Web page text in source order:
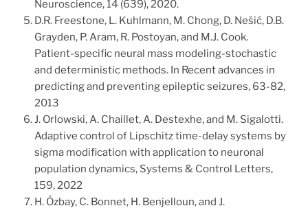
Neuroscience, 14 (639), 2020.
D.R. Freestone, L. Kuhlmann, M. Chong, D. Nešić, D.B.
Grayden, P. Aram, R. Postoyan, and M.J. Cook.
Patient-specific neural mass modeling-stochastic
and deterministic methods. In Recent advances in
predicting and preventing epileptic seizures, 63-82,
2013
J. Orlowski, A. Chaillet, A. Destexhe, and M. Sigalotti.
Adaptive control of Lipschitz time-delay systems by
sigma modification with application to neuronal
population dynamics, Systems & Control Letters,
159, 2022
H. Özbay, C. Bonnet, H. Benjelloun, and J.